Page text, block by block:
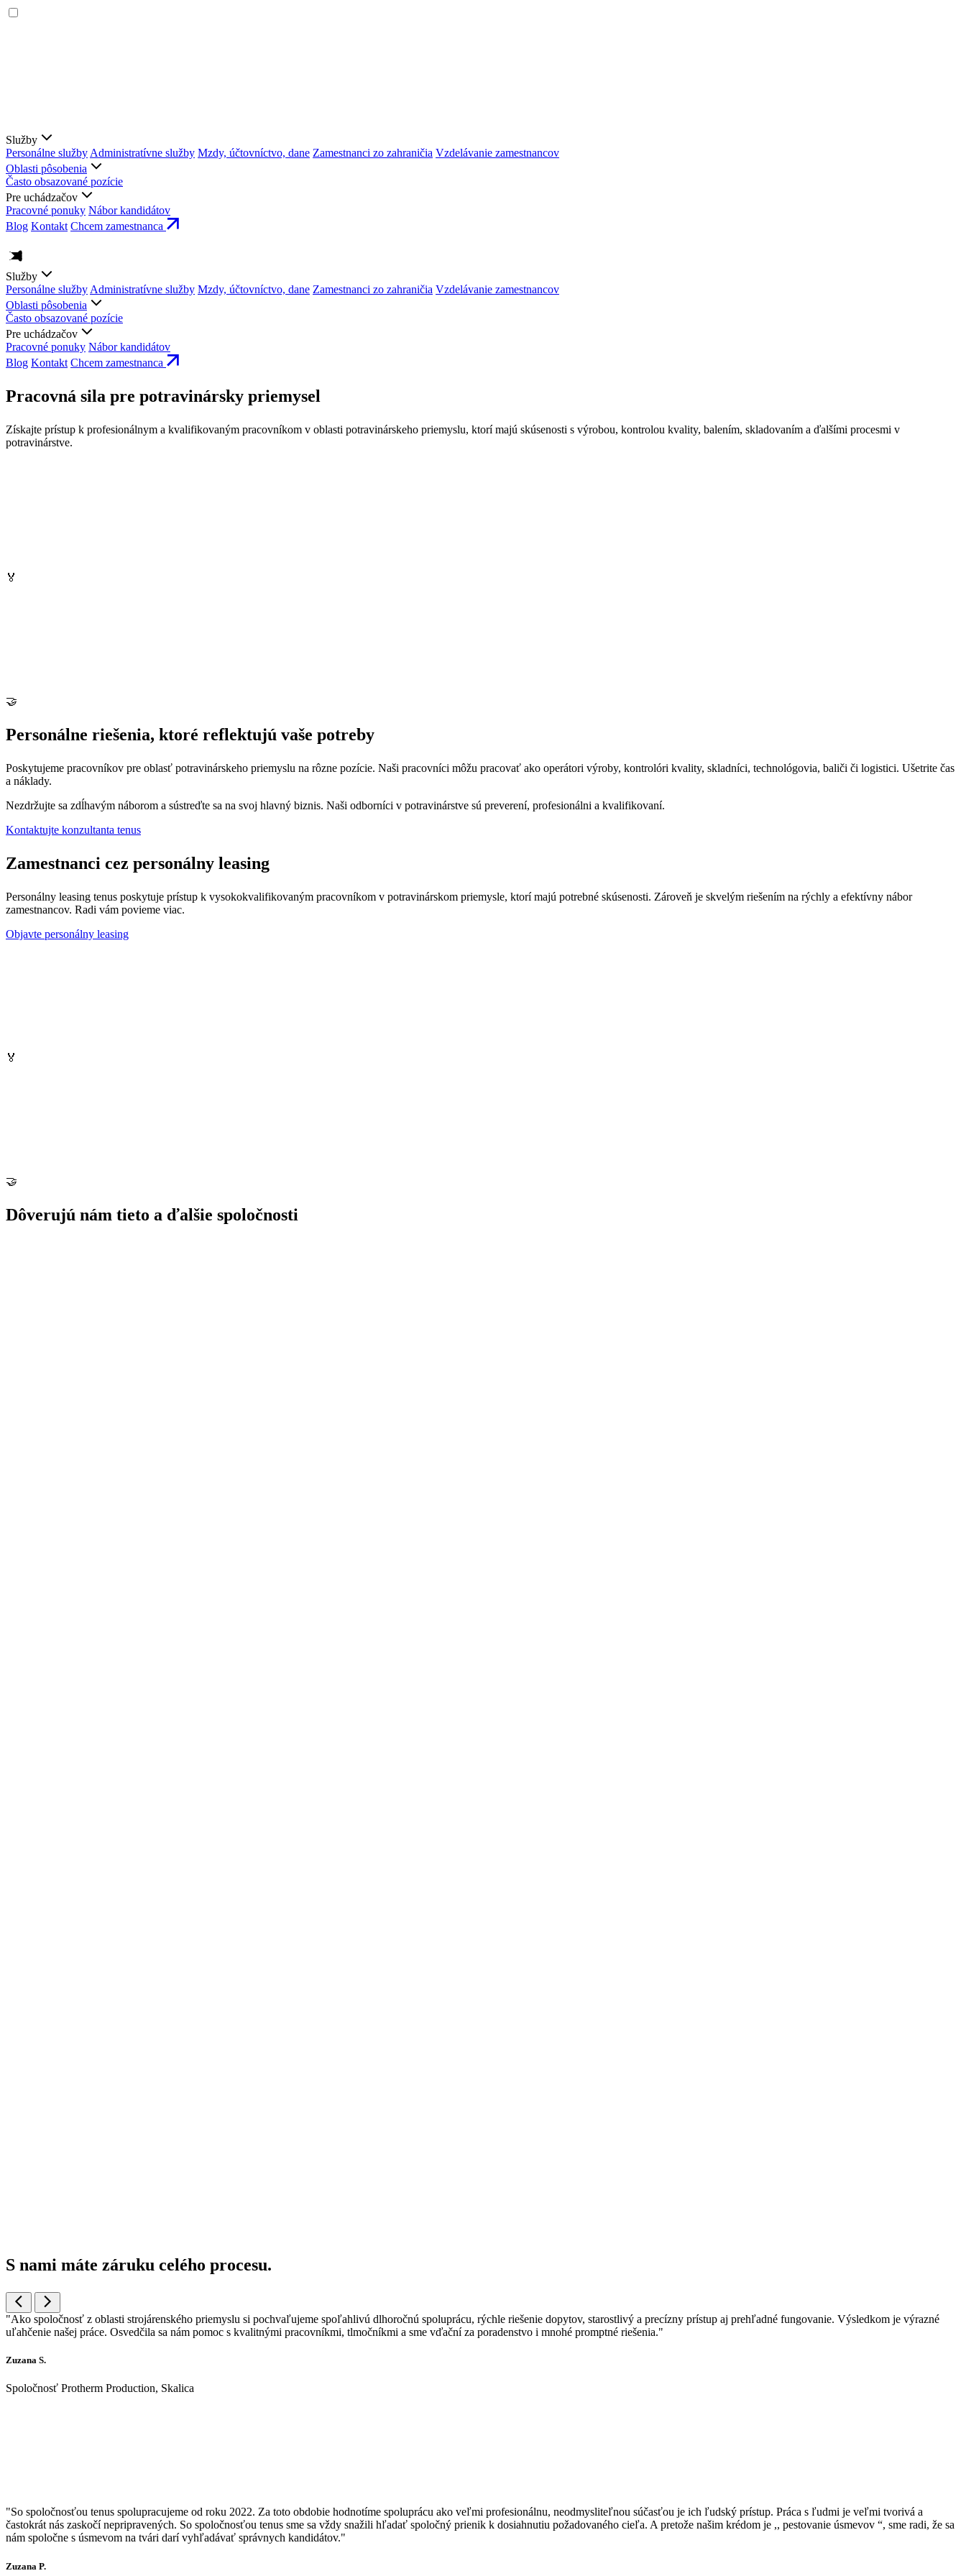
Služby
Personálne služby Administratívne služby Mzdy, účtovníctvo, dane Zamestnanci zo zahraničia Vzdelávanie zamestnancov
Oblasti pôsobenia
Často obsazované pozície
Pre uchádzačov
Pracovné ponuky Nábor kandidátov
Blog Kontakt Chcem zamestnanca
Služby
Personálne služby Administratívne služby Mzdy, účtovníctvo, dane Zamestnanci zo zahraničia Vzdelávanie zamestnancov
Oblasti pôsobenia
Často obsazované pozície
Pre uchádzačov
Pracovné ponuky Nábor kandidátov
Blog Kontakt Chcem zamestnanca
Pracovná sila pre potravinársky priemysel
Získajte prístup k profesionálnym a kvalifikovaným pracovníkom v oblasti potravinárskeho priemyslu, ktorí majú skúsenosti s výrobou, kontrolou kvality, balením, skladovaním a ďalšími procesmi v
potravinárstve.
🏅
🤝
Personálne riešenia, ktoré reflektujú vaše potreby
Poskytujeme pracovníkov pre oblasť potravinárskeho priemyslu na rôzne pozície. Naši pracovníci môžu pracovať ako operátori výroby, kontrolóri kvality, skladníci, technológovia, baliči či logistici. Ušetrite čas
a náklady.
Nezdržujte sa zdĺhavým náborom a sústreďte sa na svoj hlavný biznis. Naši odborníci v potravinárstve sú preverení, profesionálni a kvalifikovaní.
Kontaktujte konzultanta tenus
Zamestnanci cez personálny leasing
Personálny leasing tenus poskytuje prístup k vysokokvalifikovaným pracovníkom v potravinárskom priemysle, ktorí majú potrebné skúsenosti. Zároveň je skvelým riešením na rýchly a efektívny nábor
zamestnancov. Radi vám povieme viac.
Objavte personálny leasing
🏅
🤝
Dôverujú nám tieto a ďalšie spoločnosti
S nami máte záruku celého procesu.
"Ako spoločnosť z oblasti strojárenského priemyslu si pochvaľujeme spoľahlivú dlhoročnú spoluprácu, rýchle riešenie dopytov, starostlivý a precízny prístup aj prehľadné fungovanie. Výsledkom je výrazné
uľahčenie našej práce. Osvedčila sa nám pomoc s kvalitnými pracovníkmi, tlmočníkmi a sme vďační za poradenstvo i mnohé promptné riešenia."
Zuzana S.
Spoločnosť Protherm Production, Skalica
"So spoločnosťou tenus spolupracujeme od roku 2022. Za toto obdobie hodnotíme spoluprácu ako veľmi profesionálnu, neodmysliteľnou súčasťou je ich ľudský prístup. Práca s ľudmi je veľmi tvorivá a
častokrát nás zaskočí nepripravených. So spoločnosťou tenus sme sa vždy snažili hľadať spoločný prienik k dosiahnutiu požadovaného cieľa. A pretože našim krédom je ,, pestovanie úsmevov “, sme radi, že sa
nám spoločne s úsmevom na tvári darí vyhľadávať správnych kandidátov."
Zuzana P.